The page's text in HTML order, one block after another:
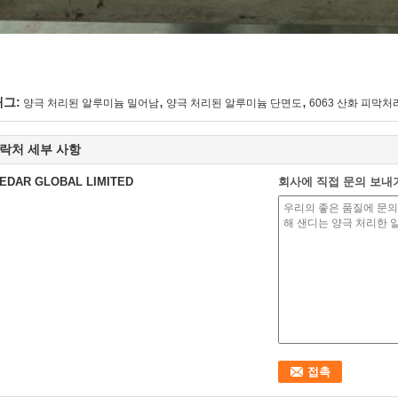
그: 양극 처리된 알루미늄 밀어남, 양극 처리된 알루미늄 단면도, 6063 산화 피막처
처 세부 사항
GLOBAL LIMITED 회사에 직접 문의 보내